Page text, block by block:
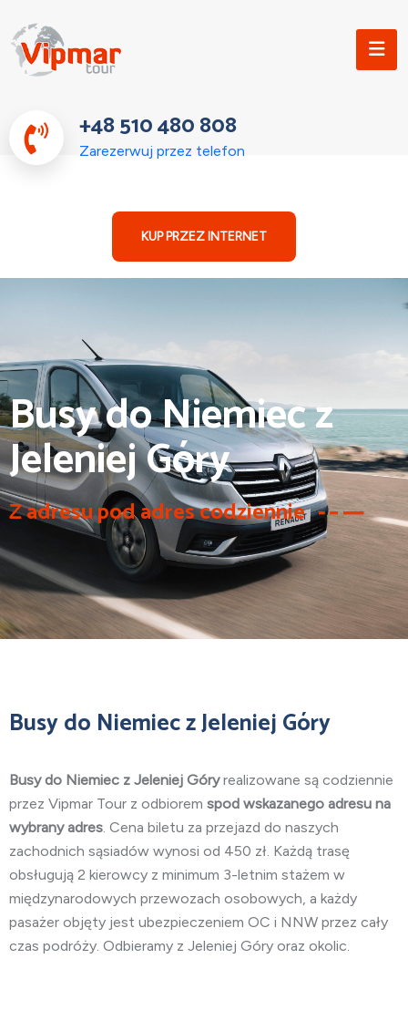
+48 510 480 808
Zarezerwuj przez telefon
KUP PRZEZ INTERNET
Busy do Niemiec z
Jeleniej Góry
Z adresu pod adres codziennie
Busy do Niemiec z Jeleniej Góry
Busy do Niemiec z Jeleniej Góryrealizowane są codziennie
przez Vipmar Tour z odbiorem spod wskazanego adresu na
wybrany adres. Cena biletu za przejazd do naszych
zachodnich sąsiadów wynosi od 450 zł. Każdą trasę
obsługują 2 kierowcy z minimum 3-letnim stażem w
międzynarodowych przewozach osobowych, a każdy
pasażer objęty jest ubezpieczeniem OC i NNW przez cały
czas podróży. Odbieramy z Jeleniej Góry oraz okolic.